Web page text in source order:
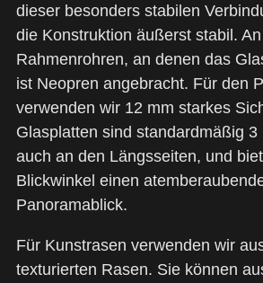
dieser besonders stabilen
die Konstruktion äußerst stabil.
Rahmenrohren, an denen das
ist Neopren angebracht. Für den
verwenden wir 12 mm starkes
Glasplatten sind standardmäßig 3
auch an den Längsseiten, und
Blickwinkel einen
Panoramablick.
Für Kunstrasen verwenden wir
texturierten Rasen. Sie können